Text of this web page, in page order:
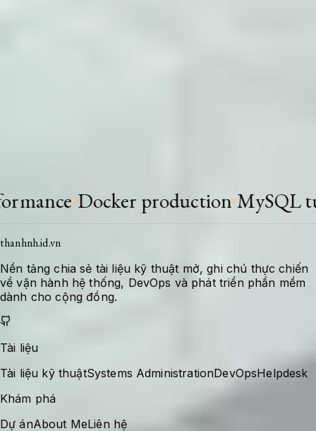
Docker production MySQL
thanhnh.id.vn
Nền tảng chia sẻ tài liệu kỹ thuật mở, ghi chú thực chiến
về vận hành hệ thống, DevOps và phát triển phần mềm
dành cho cộng đồng.
Tài liệu
Tài liệu kỹ thuậtSystems AdministrationDevOpsHelpdesk
Khám phá
Dự ánAbout MeLiên hệ